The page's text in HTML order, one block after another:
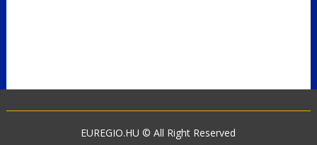
EUREGIO.HU © All Right Reserved